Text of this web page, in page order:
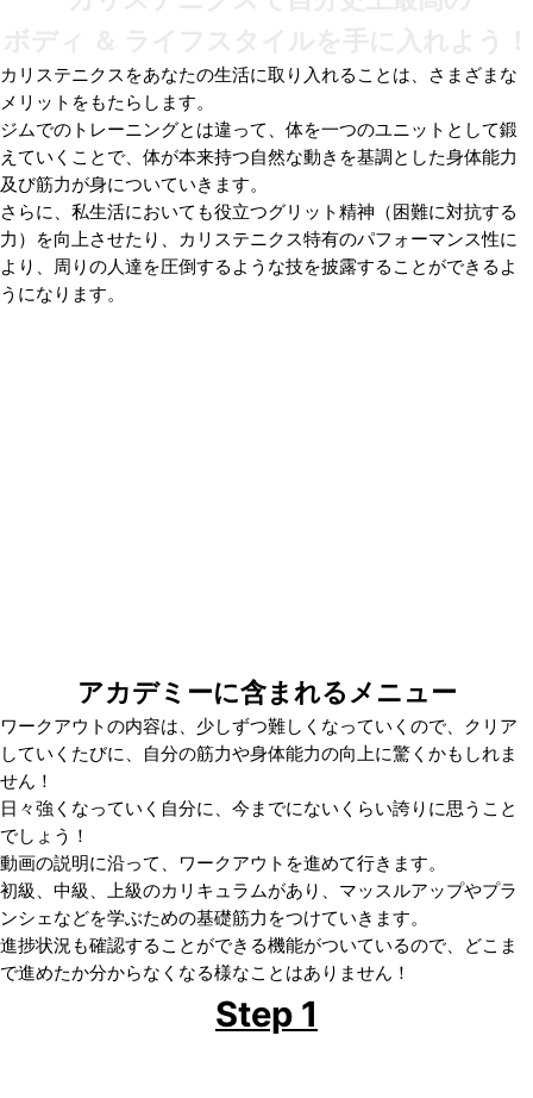
カリステニクスをあなたの生活に取り入れることは、さまざまな
メリットをもたらします。
ジムでのトレーニングとは違って、体を一つのユニットとして鍛
えていくことで、体が本来持つ自然な動きを基調とした身体能力
及び筋力が身についていきます。
さらに、私生活においても役立つグリット精神（困難に対抗する
力）を向上させたり、カリステニクス特有のパフォーマンス性に
より、周りの人達を圧倒するような技を披露することができるよ
うになります。
アカデミーに含まれるメニュー
ワークアウトの内容は、少しずつ難しくなっていくので、クリア
していくたびに、自分の筋力や身体能力の向上に驚くかもしれま
せん！
日々強くなっていく自分に、今までにないくらい誇りに思うこと
でしょう！
動画の説明に沿って、ワークアウトを進めて行きます。
初級、中級、上級のカリキュラムがあり、マッスルアップやプラ
ンシェなどを学ぶための基礎筋力をつけていきます。
進捗状況も確認することができる機能がついているので、どこま
で進めたか分からなくなる様なことはありません！
Step 1